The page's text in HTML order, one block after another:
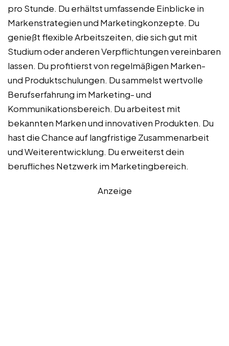
pro Stunde. Du erhältst umfassende Einblicke in
Markenstrategien und Marketingkonzepte. Du
genießt flexible Arbeitszeiten, die sich gut mit
Studium oder anderen Verpflichtungen vereinbaren
lassen. Du profitierst von regelmäßigen Marken-
und Produktschulungen. Du sammelst wertvolle
Berufserfahrung im Marketing- und
Kommunikationsbereich. Du arbeitest mit
bekannten Marken und innovativen Produkten. Du
hast die Chance auf langfristige Zusammenarbeit
und Weiterentwicklung. Du erweiterst dein
berufliches Netzwerk im Marketingbereich.
Anzeige